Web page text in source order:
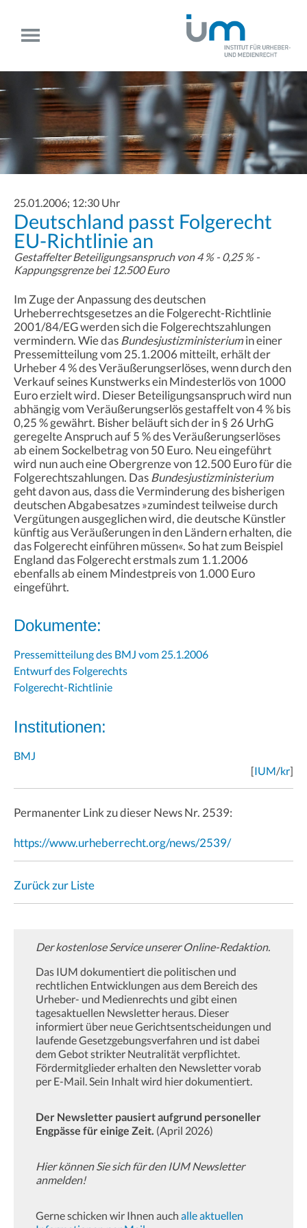
25.01.2006; 12:30 Uhr
Deutschland passt Folgerecht
EU-Richtlinie an
Gestaffelter Beteiligungsanspruch von 4 % - 0,25 % -
Kappungsgrenze bei 12.500 Euro
Im Zuge der Anpassung des deutschen
Urheberrechtsgesetzes an die Folgerecht-Richtlinie
2001/84/EG werden sich die Folgerechtszahlungen
vermindern. Wie dasBundesjustizministeriumin einer
Pressemitteilung vom 25.1.2006 mitteilt, erhält der
Urheber 4 % des Veräußerungserlöses, wenn durch den
Verkauf seines Kunstwerks ein Mindesterlös von 1000
Euro erzielt wird. Dieser Beteiligungsanspruch wird nun
abhängig vom Veräußerungserlös gestaffelt von 4 % bis
0,25 % gewährt. Bisher beläuft sich der in § 26 UrhG
geregelte Anspruch auf 5 % des Veräußerungserlöses
ab einem Sockelbetrag von 50 Euro. Neu eingeführt
wird nun auch eine Obergrenze von 12.500 Euro für die
Folgerechtszahlungen. DasBundesjustizministerium
geht davon aus, dass die Verminderung des bisherigen
deutschen Abgabesatzes »zumindest teilweise durch
Vergütungen ausgeglichen wird, die deutsche Künstler
künftig aus Veräußerungen in den Ländern erhalten, die
das Folgerecht einführen müssen«. So hat zum Beispiel
England das Folgerecht erstmals zum 1.1.2006
ebenfalls ab einem Mindestpreis von 1.000 Euro
eingeführt.
Dokumente:
Pressemitteilung des BMJ vom 25.1.2006
Entwurf des Folgerechts
Folgerecht-Richtlinie
Institutionen:
BMJ
[IUM/kr]
Permanenter Link zu dieser News Nr. 2539:
https://www.urheberrecht.org/news/2539/
Zurück zur Liste
Der kostenlose Service unserer Online-Redaktion.
Das IUM dokumentiert die politischen und
rechtlichen Entwicklungen aus dem Bereich des
Urheber- und Medienrechts und gibt einen
tagesaktuellen Newsletter heraus. Dieser
informiert über neue Gerichtsentscheidungen und
laufende Gesetzgebungsverfahren und ist dabei
dem Gebot strikter Neutralität verpflichtet.
Fördermitglieder erhalten den Newsletter vorab
per E-Mail. Sein Inhalt wird hier dokumentiert.
Der Newsletter pausiert aufgrund personeller
Engpässe für einige Zeit. (April 2026)
Hier können Sie sich für den IUM Newsletter
anmelden!
Gerne schicken wir Ihnen auch alle aktuellen